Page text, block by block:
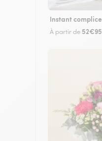
Instant complice
À partir de 52€95